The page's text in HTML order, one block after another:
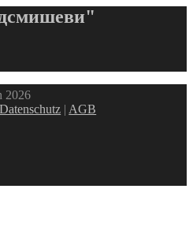
2026
Datenschutz | AGB